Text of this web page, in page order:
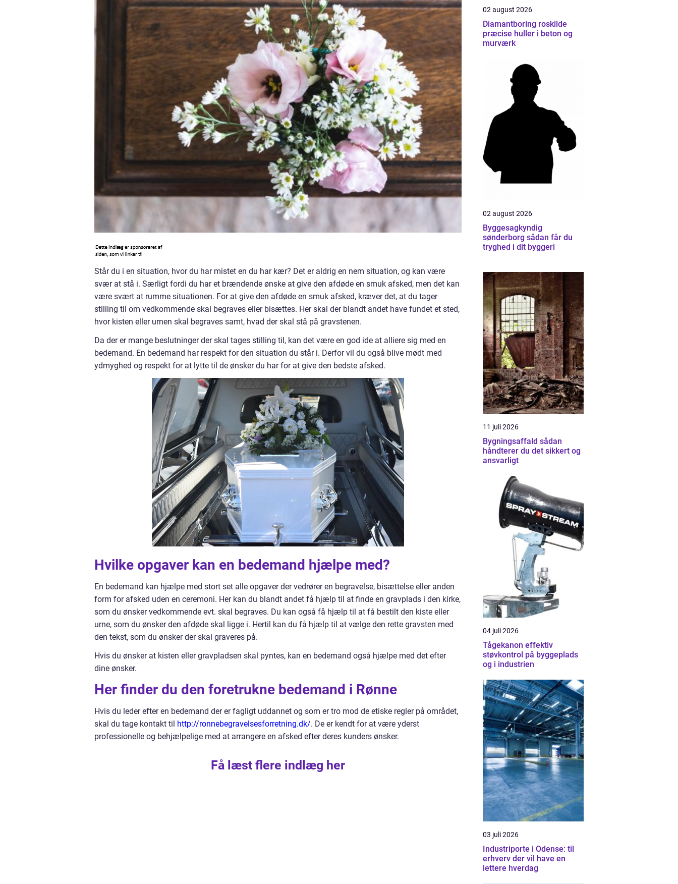
Står du i en situation, hvor du har mistet en du har kær? Det er aldrig en nem situation, og kan være
svær at stå i. Særligt fordi du har et brændende ønske at give den afdøde en smuk afsked, men det kan
være svært at rumme situationen. For at give den afdøde en smuk afsked, kræver det, at du tager
stilling til om vedkommende skal begraves eller bisættes. Her skal der blandt andet have fundet et sted,
hvor kisten eller urnen skal begraves samt, hvad der skal stå på gravstenen.
Da der er mange beslutninger der skal tages stilling til, kan det være en god ide at alliere sig med en
bedemand. En bedemand har respekt for den situation du står i. Derfor vil du også blive mødt med
ydmyghed og respekt for at lytte til de ønsker du har for at give den bedste afsked.
Hvilke opgaver kan en bedemand hjælpe med?
En bedemand kan hjælpe med stort set alle opgaver der vedrører en begravelse, bisættelse eller anden
form for afsked uden en ceremoni. Her kan du blandt andet få hjælp til at finde en gravplads i den kirke,
som du ønsker vedkommende evt. skal begraves. Du kan også få hjælp til at få bestilt den kiste eller
urne, som du ønsker den afdøde skal ligge i. Hertil kan du få hjælp til at vælge den rette gravsten med
den tekst, som du ønsker der skal graveres på.
Hvis du ønsker at kisten eller gravpladsen skal pyntes, kan en bedemand også hjælpe med det efter
dine ønsker.
Her finder du den foretrukne bedemand i Rønne
Hvis du leder efter en bedemand der er fagligt uddannet og som er tro mod de etiske regler på området,
skal du tage kontakt til http://ronnebegravelsesforretning.dk/. De er kendt for at være yderst
professionelle og behjælpelige med at arrangere en afsked efter deres kunders ønsker.
Få læst flere indlæg her
02 august 2026
Diamantboring roskilde
præcise huller i beton og
murværk
02 august 2026
Byggesagkyndig
sønderborg sådan får du
tryghed i dit byggeri
11 juli 2026
Bygningsaffald sådan
håndterer du det sikkert og
ansvarligt
04 juli 2026
Tågekanon effektiv
støvkontrol på byggeplads
og i industrien
03 juli 2026
Industriporte i Odense: til
erhverv der vil have en
lettere hverdag